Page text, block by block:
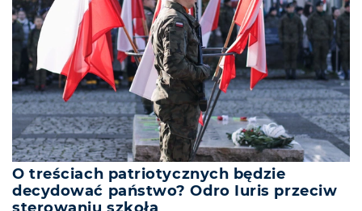
O treściach patriotycznych będzie
decydować państwo? Odro Iuris przeciw